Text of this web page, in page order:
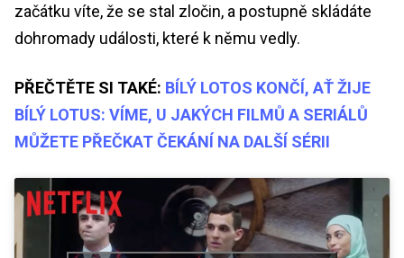
začátku víte, že se stal zločin, a postupně skládáte
dohromady události, které k němu vedly.
PŘEČTĚTE SI TAKÉ: BÍLÝ LOTOS KONČÍ, AŤ ŽIJE
BÍLÝ LOTUS: VÍME, U JAKÝCH FILMŮ A SERIÁLŮ
MŮŽETE PŘEČKAT ČEKÁNÍ NA DALŠÍ SÉRII